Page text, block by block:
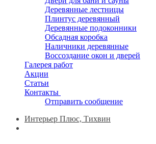
Деревянные лестницы
Плинтус деревянный
Деревянные подоконники
Обсадная коробка
Наличники деревянные
Воссоздание окон и дверей
Галерея работ
Акции
Статьи
Контакты
Отправить сообщение
Интерьер Плюс, Тихвин